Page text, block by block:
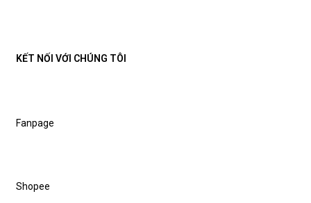
KẾT NỐI VỚI CHÚNG TÔI
Fanpage
Shopee